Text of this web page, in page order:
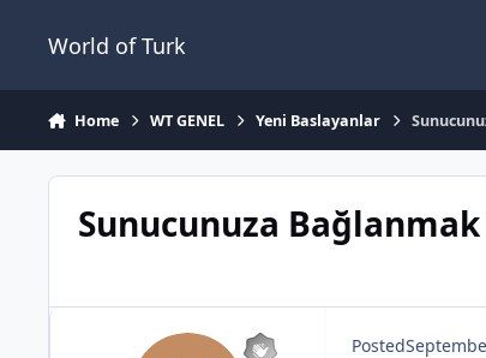
World of Turk
Home WT GENEL Yeni Baslayanlar
Sunucunuza
Posted